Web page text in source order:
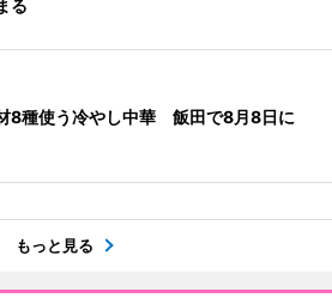
る
8種使う冷やし中華 飯田で8月8日に
もっと見る